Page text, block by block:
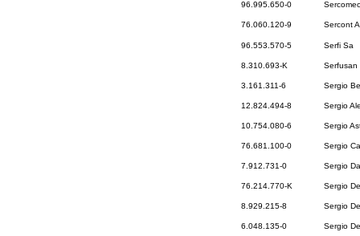
96.995.650-0
76.060.120-9 Sercont
96.553.570-5 Serfi Sa
8.310.693-K Serfusan
3.161.311-6 Sergio
12.824.494-8 Sergio
10.754.080-6 Sergio
76.681.100-0 Sergio
7.912.731-0 Sergio
76.214.770-K Sergio
8.929.215-8 Sergio
6.048.135-0 Sergio